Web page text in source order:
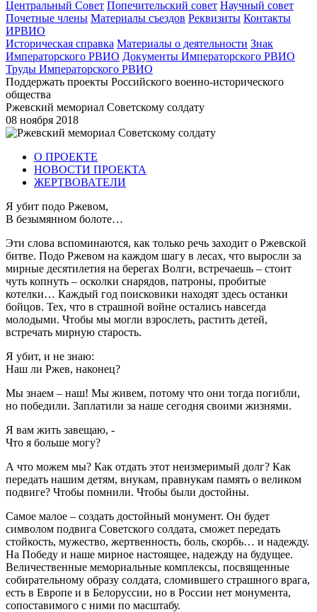
Центральный Совет Попечительский совет Научный совет
Почетные члены Материалы съездов Реквизиты Контакты
ИРВИО
Историческая справка Материалы о деятельности Знак
Императорского РВИО Документы Императорского РВИО
Труды Императорского РВИО
Поддержать проекты Российского военно-исторического
общества
Ржевский мемориал Советскому солдату
08 ноября 2018
О ПРОЕКТЕ
НОВОСТИ ПРОЕКТА
ЖЕРТВОВАТЕЛИ
Я убит подо Ржевом,
В безымянном болоте…
Эти слова вспоминаются, как только речь заходит о Ржевской
битве. Подо Ржевом на каждом шагу в лесах, что выросли за
мирные десятилетия на берегах Волги, встречаешь – стоит
чуть копнуть – осколки снарядов, патроны, пробитые
котелки… Каждый год поисковики находят здесь останки
бойцов. Тех, что в страшной войне остались навсегда
молодыми. Чтобы мы могли взрослеть, растить детей,
встречать мирную старость.
Я убит, и не знаю:
Наш ли Ржев, наконец?
Мы знаем – наш! Мы живем, потому что они тогда погибли,
но победили. Заплатили за наше сегодня своими жизнями.
Я вам жить завещаю, -
Что я больше могу?
А что можем мы? Как отдать этот неизмеримый долг? Как
передать нашим детям, внукам, правнукам память о великом
подвиге? Чтобы помнили. Чтобы были достойны.
Самое малое – создать достойный монумент. Он будет
символом подвига Советского солдата, сможет передать
стойкость, мужество, жертвенность, боль, скорбь… и надежду.
На Победу и наше мирное настоящее, надежду на будущее.
Величественные мемориальные комплексы, посвященные
собирательному образу солдата, сломившего страшного врага,
есть в Европе и в Белоруссии, но в России нет монумента,
сопоставимого с ними по масштабу.